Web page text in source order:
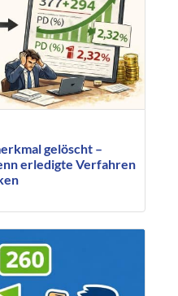
gelöscht –
erledigte Verfahren